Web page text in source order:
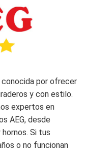
conocida por ofrecer
y con estilo.
expertos en
AEG, desde
Si tus
o no funcionan